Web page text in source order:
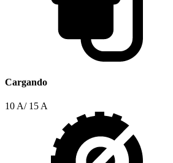
Cargando
10 A/ 15 A